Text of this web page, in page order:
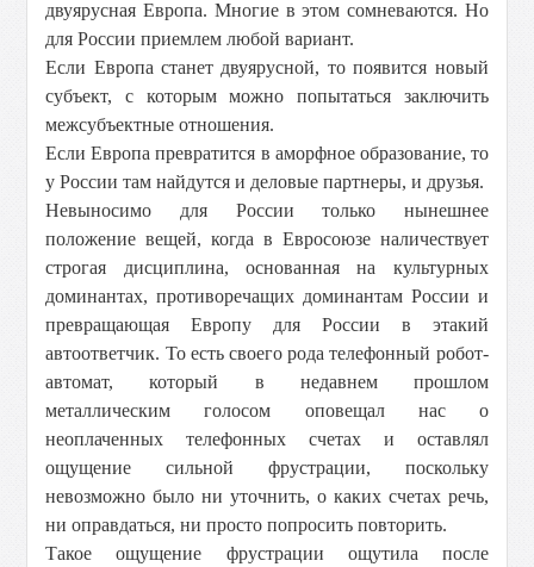
двуярусная Европа. Многие в этом сомневаются. Но
для России приемлем любой вариант.
Если Европа станет двуярусной, то появится новый
субъект, с которым можно попытаться заключить
межсубъектные отношения.
Если Европа превратится в аморфное образование, то
у России там найдутся и деловые партнеры, и друзья.
Невыносимо для России только нынешнее
положение вещей, когда в Евросоюзе наличествует
строгая дисциплина, основанная на культурных
доминантах, противоречащих доминантам России и
превращающая Европу для России в этакий
автоответчик. То есть своего рода телефонный робот-
автомат, который в недавнем прошлом
металлическим голосом оповещал нас о
неоплаченных телефонных счетах и оставлял
ощущение сильной фрустрации, поскольку
невозможно было ни уточнить, о каких счетах речь,
ни оправдаться, ни просто попросить повторить.
Такое ощущение фрустрации ощутила после